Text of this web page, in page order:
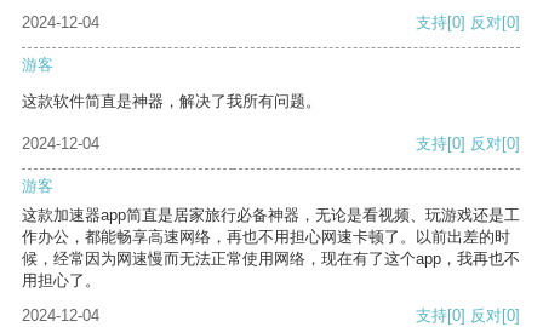
2024-12-04
支持[0] 反对[0]
游客
这款软件简直是神器，解决了我所有问题。
2024-12-04 支持[0] 反对[0]
游客
这款加速器app简直是居家旅行必备神器，无论是看视频、玩游戏还是工
作办公，都能畅享高速网络，再也不用担心网速卡顿了。以前出差的时
候，经常因为网速慢而无法正常使用网络，现在有了这个app，我再也不
用担心了。
2024-12-04
支持[0] 反对[0]